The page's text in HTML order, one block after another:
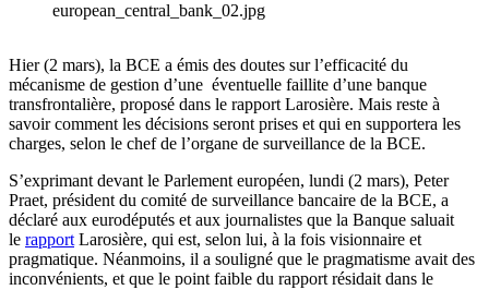
european_central_bank_02.jpg
Hier (2 mars), la BCE a émis des doutes sur l’efficacité du
mécanisme de gestion d’une éventuelle faillite d’une banque
transfrontalière, proposé dans le rapport Larosière. Mais reste à
savoir comment les décisions seront prises et qui en supportera les
charges, selon le chef de l’organe de surveillance de la BCE.
S’exprimant devant le Parlement européen, lundi (2 mars), Peter
Praet, président du comité de surveillance bancaire de la BCE, a
déclaré aux eurodéputés et aux journalistes que la Banque saluait
le rapport Larosière, qui est, selon lui, à la fois visionnaire et
pragmatique. Néanmoins, il a souligné que le pragmatisme avait des
inconvénients, et que le point faible du rapport résidait dans le